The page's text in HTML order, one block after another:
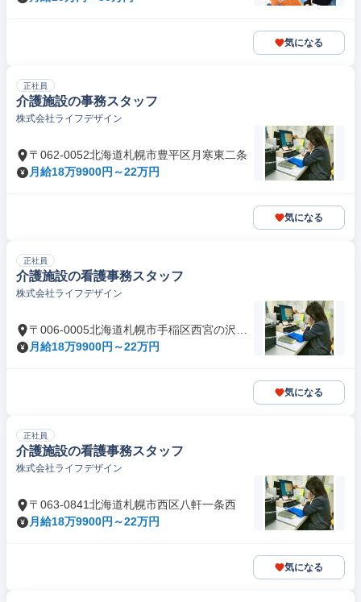
気になる
正社員
介護施設の事務スタッフ
株式会社ライフデザイン
〒062-0052北海道札幌市豊平区月寒東二条
月給18万9900円～22万円
気になる
正社員
介護施設の看護事務スタッフ
株式会社ライフデザイン
〒006-0005北海道札幌市手稲区西宮の沢五
条
月給18万9900円～22万円
気になる
正社員
介護施設の看護事務スタッフ
株式会社ライフデザイン
〒063-0841北海道札幌市西区八軒一条西
月給18万9900円～22万円
気になる